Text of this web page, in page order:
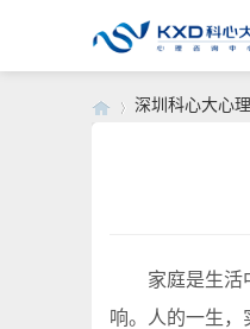
深圳科心大心
家庭是生活中
响。人的一生，